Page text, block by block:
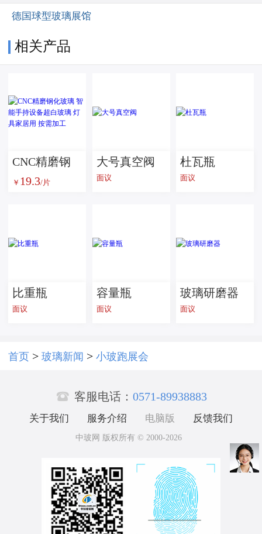
德国球型玻璃展馆
相关产品
CNC精磨钢
化玻璃 智能
家居用 按需
￥ 19.3/片
大号真空阀
面议
杜瓦瓶
面议
比重瓶
面议
容量瓶
面议
玻璃研磨器
面议
首页 > 玻璃新闻 > 小玻跑展会
 客服电话： 0571-89938883
关于我们 服务介绍 电脑版 反馈我们
中玻网 版权所有 © 2000-2026